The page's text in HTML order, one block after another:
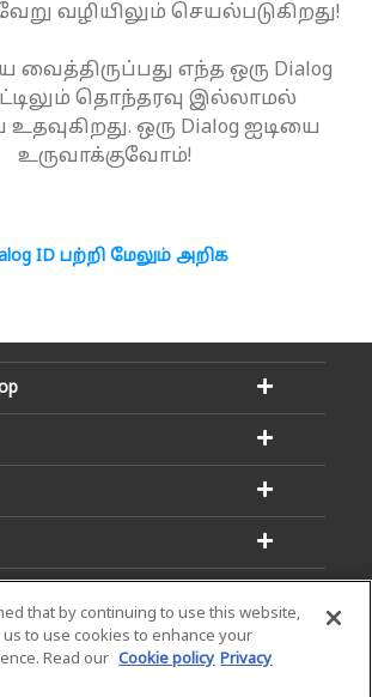
வழியிலும் செயல்படுகிறது!
வைத்திருப்பது எந்த ஒரு Dialog
தொந்தரவு இல்லாமல்
ஒரு Dialog ஐடியை
உருவாக்குவோம்!
ID பற்றி மேலும் அறிக
that by continuing to use this website,
to use cookies to enhance your
Read our Cookie policy Privacy